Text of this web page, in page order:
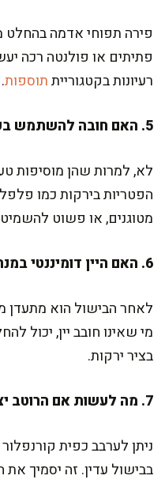
פירה תפוחי אדמה בהחלט
פתיתים או פולנטה רכה
רעיונות בקטגורייתתוספות.
5. האם חובה להשתמש בפטריות?
לא, למרות שהן מוסיפות
הפטריות בירקות כמו
מטוגנים, או פשוט
6. האם היין דומיננטי במנה?
לאחר הבישול הוא
מי שאינו חובב יין, יכול
בציר ירקות.
7. מה לעשות אם הרוטב יצא נוזלי מדי?
ניתן לערבב כפית
בבישול עדין. זה יסמיך את